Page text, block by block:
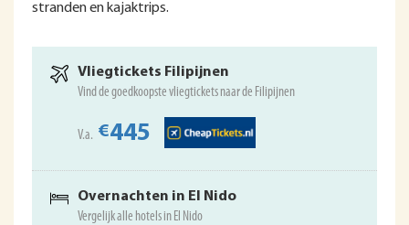
stranden en kajaktrips.
Vliegtickets Filipijnen
Vind de goedkoopste vliegtickets naar de Filipijnen
V.a. €445
Overnachten in El Nido
Vergelijk alle hotels in El Nido